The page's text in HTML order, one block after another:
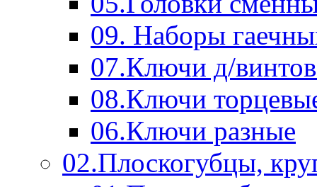
09. Наборы
07.Ключи д/
08.Ключи
06.Ключи разные
02.Плоскогубцы,